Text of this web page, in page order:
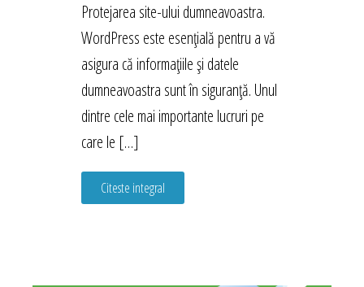
Protejarea site-ului dumneavoastra.
WordPress este esențială pentru a vă
asigura că informațiile și datele
dumneavoastra sunt în siguranță. Unul
dintre cele mai importante lucruri pe
care le […]
Citeste integral